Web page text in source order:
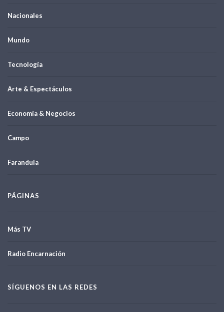
Nacionales
Mundo
Tecnología
Arte & Espectáculos
Economía & Negocios
Campo
Farandula
PÁGINAS
Más TV
Radio Encarnación
SÍGUENOS EN LAS REDES